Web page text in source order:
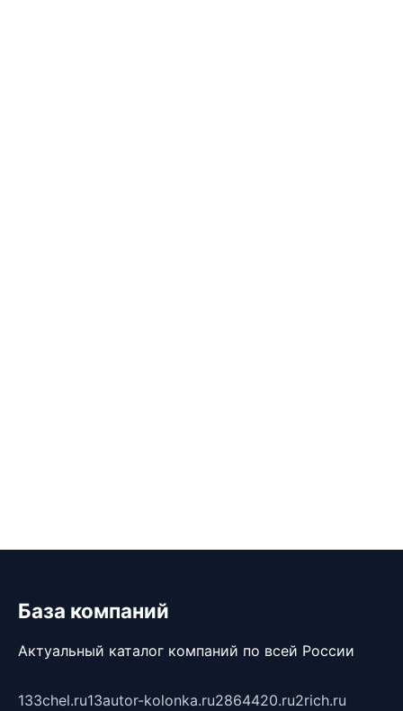
База компаний
Актуальный каталог компаний по всей России
133chel.ru13autor-kolonka.ru2864420.ru2rich.ru